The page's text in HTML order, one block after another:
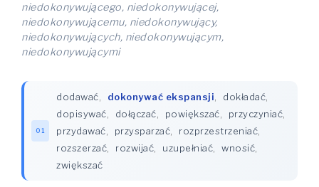
niedokonywującego, niedokonywującej,
niedokonywującemu, niedokonywujący,
niedokonywujących, niedokonywującym,
niedokonywującymi
01
dodawać dokonywać ekspansji dokładać
dopisywać
dołączać powiększać przyczyniać
przydawać
przysparzać rozprzestrzeniać
rozszerzać
rozwijać uzupełniać wnosić
zwiększać